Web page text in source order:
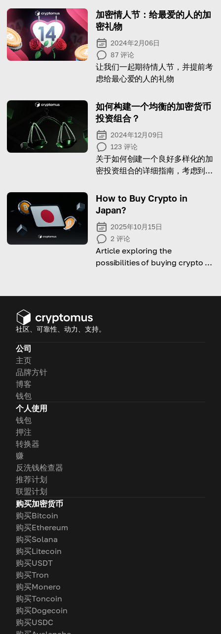
加密情人节：给最爱的人的加
密礼物
2024年2月06日
87 评论
让我们一起期待情人节，并提前考
虑给最心爱的人的礼物
如何构建一个均衡的加密货币
投资组合？
2024年12月09日
123 评论
关于如何创建一个良好多样化的加
密投资组合的详细指南，考虑到不
How to Buy Crypto in
Japan?
2025年10月15日
2 评论
Article exploring the
possibilities of buying crypto in
社区、可靠性、动力、支持。
公司
主页
品牌方针
博客
钱包
个人使用
钱包
押注
转换器
赚
反洗钱检查器
推荐计划
联盟计划
购买加密货币
购买Bitcoin
购买Ethereum
购买Solana
购买Litecoin
购买USDT
购买Tron
购买Monero
购买Toncoin
购买Dogecoin
购买USDC